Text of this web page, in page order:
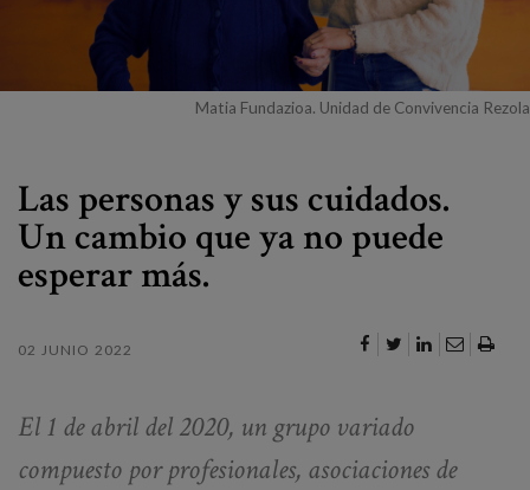
es
Matia Fundazioa. Unidad de Convivencia Rezola
Las personas y sus cuidados.
Un cambio que ya no puede
esperar más.
02 JUNIO 2022
El 1 de abril del 2020, un grupo variado
compuesto por profesionales, asociaciones de